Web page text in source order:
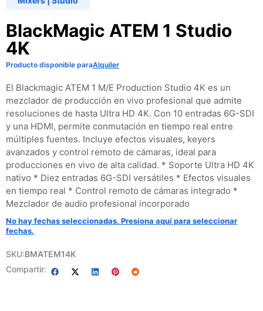
BlackMagic ATEM 1 Studio
4K
Producto disponible paraAlquiler
El Blackmagic ATEM 1 M/E Production Studio 4K es un
mezclador de producción en vivo profesional que admite
resoluciones de hasta Ultra HD 4K. Con 10 entradas 6G-SDI
y una HDMI, permite conmutación en tiempo real entre
múltiples fuentes. Incluye efectos visuales, keyers
avanzados y control remoto de cámaras, ideal para
producciones en vivo de alta calidad. * Soporte Ultra HD 4K
nativo * Diez entradas 6G-SDI versátiles * Efectos visuales
en tiempo real * Control remoto de cámaras integrado *
Mezclador de audio profesional incorporado
No hay fechas seleccionadas. Presiona aquí para seleccionar
fechas.
SKU:BMATEM14K
Compartir: